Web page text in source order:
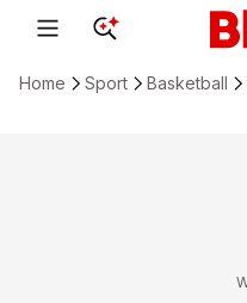
Home Sport Basketball